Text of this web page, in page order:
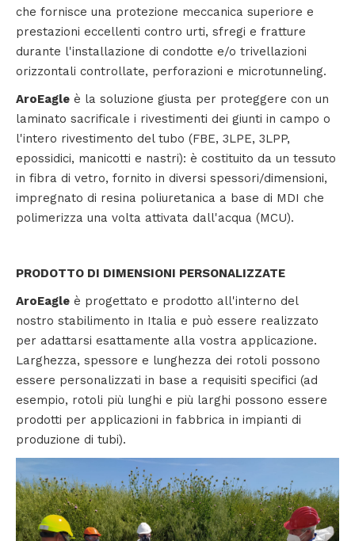
che fornisce una protezione meccanica superiore e
prestazioni eccellenti contro urti, sfregi e fratture
durante l'installazione di condotte e/o trivellazioni
orizzontali controllate, perforazioni e microtunneling.
AroEagle è la soluzione giusta per proteggere con un
laminato sacrificale i rivestimenti dei giunti in campo o
l'intero rivestimento del tubo (FBE, 3LPE, 3LPP,
epossidici, manicotti e nastri): è costituito da un tessuto
in fibra di vetro, fornito in diversi spessori/dimensioni,
impregnato di resina poliuretanica a base di MDI che
polimerizza una volta attivata dall'acqua (MCU).
PRODOTTO DI DIMENSIONI PERSONALIZZATE
AroEagle è progettato e prodotto all'interno del
nostro stabilimento in Italia e può essere realizzato
per adattarsi esattamente alla vostra applicazione.
Larghezza, spessore e lunghezza dei rotoli possono
essere personalizzati in base a requisiti specifici (ad
esempio, rotoli più lunghi e più larghi possono essere
prodotti per applicazioni in fabbrica in impianti di
produzione di tubi).